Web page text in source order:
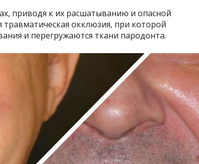
приводя к их расшатыванию и опасной
травматическая окклюзия, при которой
и перегружаются ткани пародонта.